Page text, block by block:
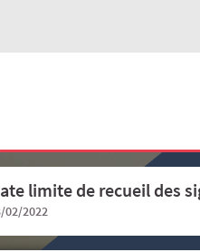
limite de recueil des
02/2022